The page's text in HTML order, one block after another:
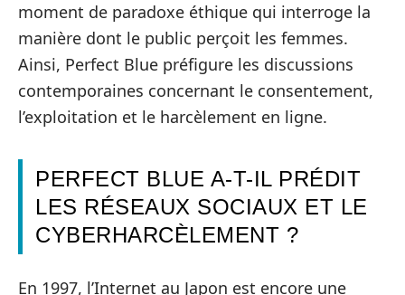
moment de paradoxe éthique qui interroge la
manière dont le public perçoit les femmes.
Ainsi, Perfect Blue préfigure les discussions
contemporaines concernant le consentement,
l’exploitation et le harcèlement en ligne.
PERFECT BLUE A-T-IL PRÉDIT
LES RÉSEAUX SOCIAUX ET LE
CYBERHARCÈLEMENT ?
En 1997, l’Internet au Japon est encore une